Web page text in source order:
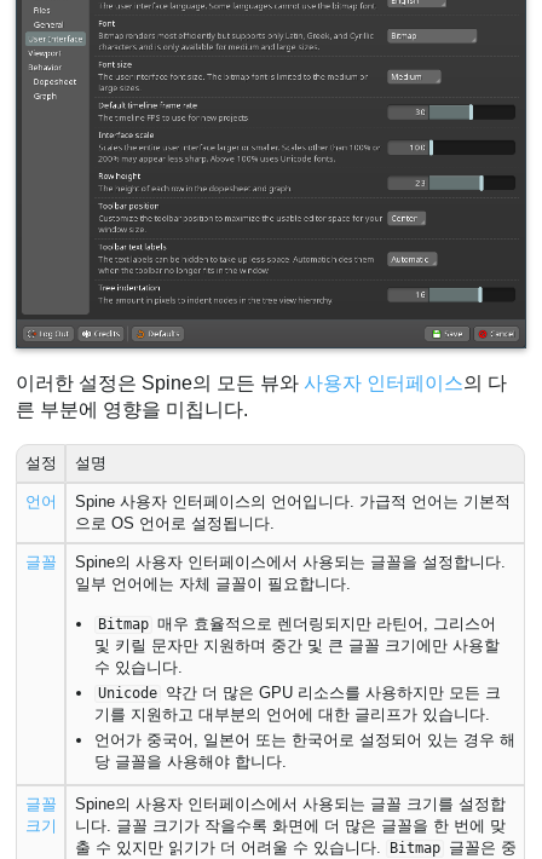
이러한 설정은 Spine의 모든 뷰와사용자 인터페이스의 다
른 부분에 영향을 미칩니다.
설정 설명
언어
Spine 사용자 인터페이스의 언어입니다. 가급적 언어는 기본적
으로 OS 언어로 설정됩니다.
글꼴
Spine의 사용자 인터페이스에서 사용되는 글꼴을 설정합니다.
일부 언어에는 자체 글꼴이 필요합니다.
Bitmap 매우 효율적으로 렌더링되지만 라틴어, 그리스어
및 키릴 문자만 지원하며 중간 및 큰 글꼴 크기에만 사용할
수 있습니다.
Unicode 약간 더 많은 GPU 리소스를 사용하지만 모든 크
기를 지원하고 대부분의 언어에 대한 글리프가 있습니다.
언어가 중국어, 일본어 또는 한국어로 설정되어 있는 경우 해
당 글꼴을 사용해야 합니다.
글꼴
크기
Spine의 사용자 인터페이스에서 사용되는 글꼴 크기를 설정합
니다. 글꼴 크기가 작을수록 화면에 더 많은 글꼴을 한 번에 맞
출 수 있지만 읽기가 더 어려울 수 있습니다.
Bitmap 글꼴은 중